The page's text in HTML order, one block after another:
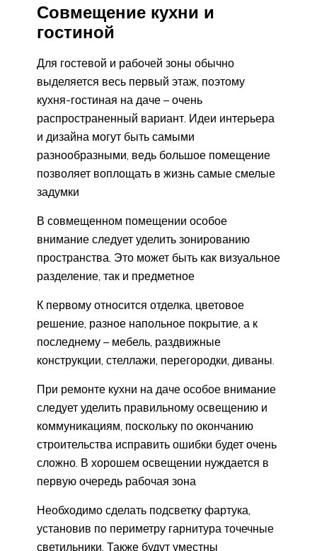
Совмещение кухни и
гостиной
Для гостевой и рабочей зоны обычно
выделяется весь первый этаж, поэтому
кухня-гостиная на даче – очень
распространенный вариант. Идеи интерьера
и дизайна могут быть самыми
разнообразными, ведь большое помещение
позволяет воплощать в жизнь самые смелые
задумки
В совмещенном помещении особое
внимание следует уделить зонированию
пространства. Это может быть как визуальное
разделение, так и предметное
К первому относится отделка, цветовое
решение, разное напольное покрытие, а к
последнему – мебель, раздвижные
конструкции, стеллажи, перегородки, диваны.
При ремонте кухни на даче особое внимание
следует уделить правильному освещению и
коммуникациям, поскольку по окончанию
строительства исправить ошибки будет очень
сложно. В хорошем освещении нуждается в
первую очередь рабочая зона
Необходимо сделать подсветку фартука,
установив по периметру гарнитура точечные
светильники. Также будут уместны